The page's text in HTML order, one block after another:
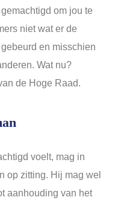
om jou te
niet wat er de
en misschien
Wat nu?
de Hoge Raad.
voelt, mag in
op zitting. Hij mag wel
aanhouding van het